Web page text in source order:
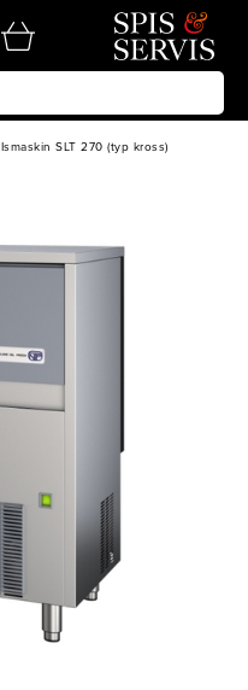
Ismaskin SLT 270 (typ kross)